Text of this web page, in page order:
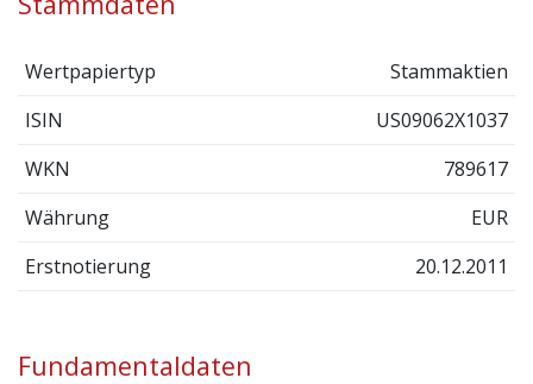
Wertpapiertyp
Stammaktien
ISIN
US09062X1037
WKN
789617
Währung
EUR
Erstnotierung
20.12.2011
Fundamentaldaten